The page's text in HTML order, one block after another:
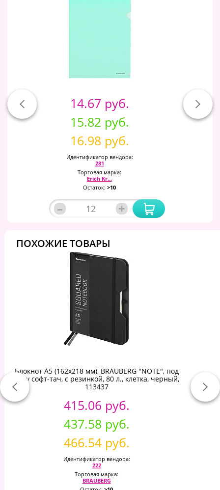
14.67 руб.
15.82 руб.
16.98 руб.
Идентификатор вендора:
281
Торговая марка:
Erich Kr...
Остаток: >10
– +
ПОХОЖИЕ ТОВАРЫ
Блокнот А5 (162х218 мм), BRAUBERG "NOTE", под
кожу софт-тач, с резинкой, 80 л., клетка, черный,
113437
415.06 руб.
437.58 руб.
466.54 руб.
Идентификатор вендора:
222
Торговая марка:
BRAUBERG